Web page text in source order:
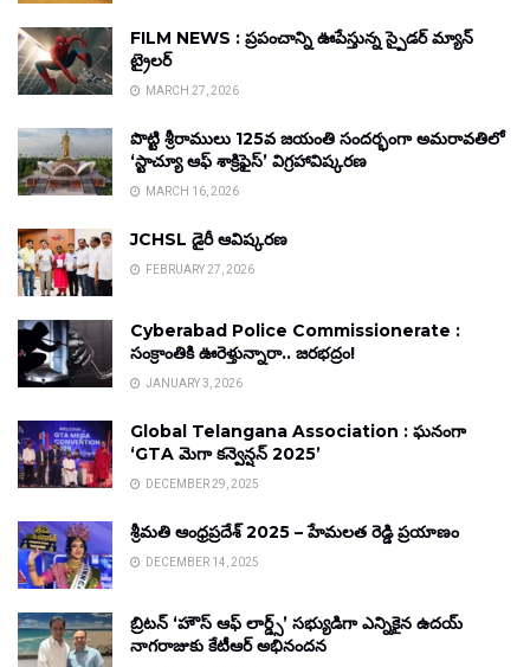
FILM NEWS : ప్రపంచాన్ని ఊపేస్తున్న స్పైడర్ మ్యాన్
ట్రైలర్
MARCH 27, 2026
పొట్టి శ్రీరాములు 125వ జయంతి సందర్భంగా అమరావతిలో
‘స్టాచ్యూ ఆఫ్ శాక్రిఫైస్’ విగ్రహావిష్కరణ
MARCH 16, 2026
JCHSL డైరీ ఆవిష్కరణ
FEBRUARY 27, 2026
Cyberabad Police Commissionerate :
సంక్రాంతికి ఊరెళ్తున్నారా.. జరభద్రం!
JANUARY 3, 2026
Global Telangana Association : ఘనంగా
‘GTA మెగా కన్వెన్షన్ 2025’
DECEMBER 29, 2025
శ్రీమతి ఆంధ్రప్రదేశ్ 2025 – హేమలత రెడ్డి ప్రయాణం
DECEMBER 14, 2025
బ్రిటన్ ‘హౌస్ ఆఫ్ లార్డ్స్’ సభ్యుడిగా ఎన్నికైన ఉదయ్
నాగరాజుకు కేటీఆర్ అభినందన